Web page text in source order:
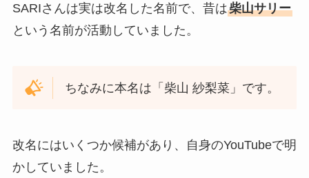
SARIさんは実は改名した名前で、昔は柴山サリー
という名前が活動していました。
ちなみに本名は「柴山 紗梨菜」です。
改名にはいくつか候補があり、自身のYouTubeで明
かしていました。